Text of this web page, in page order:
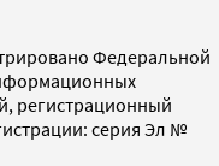
Федеральной
регистрационный
серия Эл №